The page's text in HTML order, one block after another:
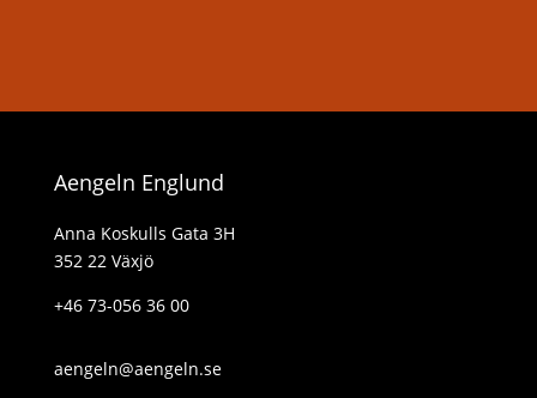
Aengeln Englund
Anna Koskulls Gata 3H
352 22 Växjö
+46 73-056 36 00
aengeln@aengeln.se